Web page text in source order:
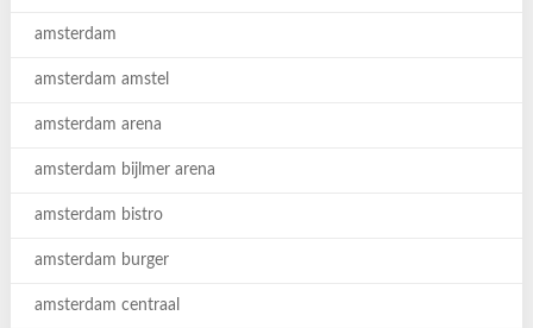
amsterdam
amsterdam amstel
amsterdam arena
amsterdam bijlmer arena
amsterdam bistro
amsterdam burger
amsterdam centraal